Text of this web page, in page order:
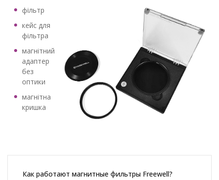
фільтр
кейс для
фільтра
магнітний
адаптер
без
оптики
магнітна
кришка
Как работают магнитные фильтры Freewell?